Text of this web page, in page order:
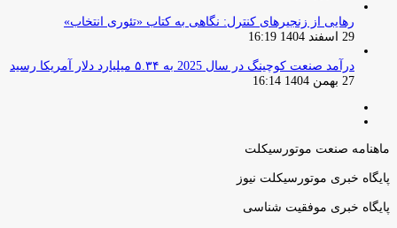
رهایی از زنجیرهای کنترل: نگاهی به کتاب «تئوری انتخاب»
29 اسفند 1404 16:19
درآمد صنعت کوچینگ در سال 2025 به ۵.۳۴ میلیارد دلار آمریکا رسید
27 بهمن 1404 16:14
ماهنامه صنعت موتورسیکلت
پایگاه خبری موتورسیکلت نیوز
پایگاه خبری موفقیت شناسی